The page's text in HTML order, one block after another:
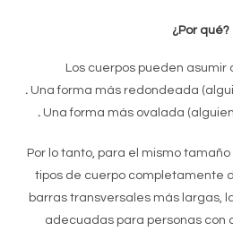
¿Por qué?
Los cuerpos pueden asumir
. Una forma más redondeada
. Una forma más ovalada
Por lo tanto, para el mismo
tipos de cuerpo completamente
barras transversales más largas,
adecuadas para personas con